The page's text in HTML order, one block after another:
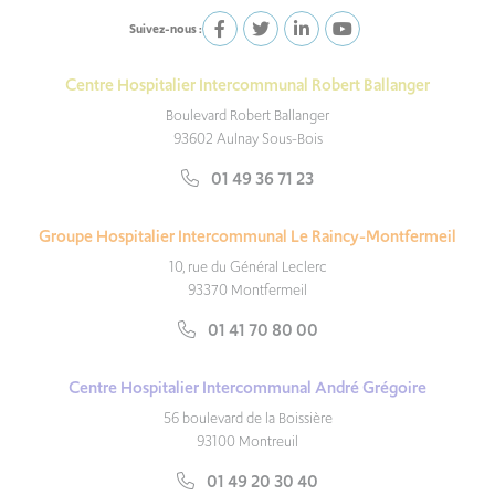
Suivez-nous :
Centre Hospitalier Intercommunal Robert Ballanger
Boulevard Robert Ballanger
93602 Aulnay Sous-Bois
01 49 36 71 23
Groupe Hospitalier Intercommunal Le Raincy-Montfermeil
10, rue du Général Leclerc
93370 Montfermeil
01 41 70 80 00
Centre Hospitalier Intercommunal André Grégoire
56 boulevard de la Boissière
93100 Montreuil
01 49 20 30 40